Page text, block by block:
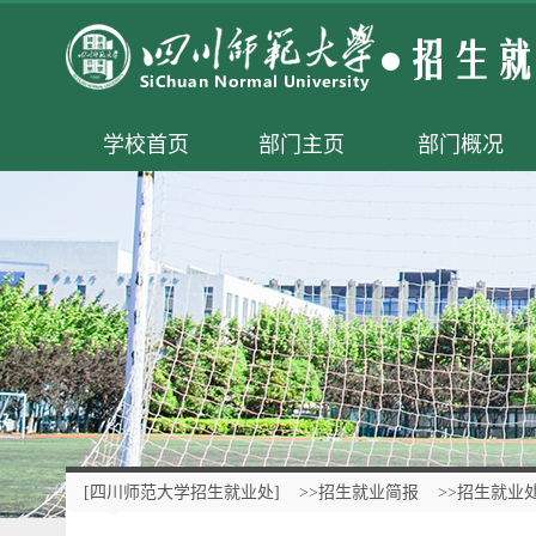
学校首页 部门主页 部门概况
[四川师范大学招生就业处] >>招生就业简报 >>招生就业